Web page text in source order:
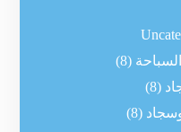
(8)
(8)
(8)